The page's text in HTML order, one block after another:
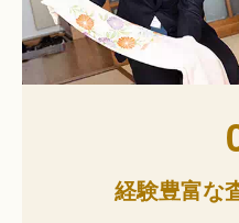
経験豊富な